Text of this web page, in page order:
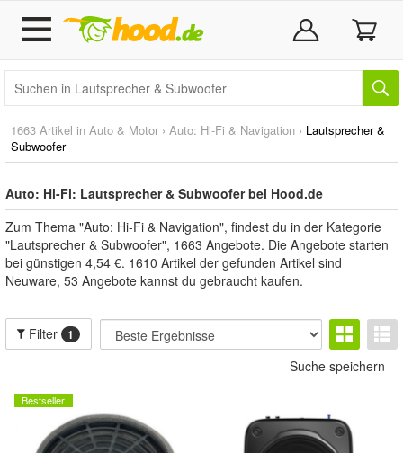
1663 Artikel in Auto & Motor › Auto: Hi-Fi & Navigation › Lautsprecher &
Subwoofer
Auto: Hi-Fi: Lautsprecher & Subwoofer bei Hood.de
Zum Thema "Auto: Hi-Fi & Navigation", findest du in der Kategorie
"Lautsprecher & Subwoofer", 1663 Angebote. Die Angebote starten
bei günstigen 4,54 €. 1610 Artikel der gefunden Artikel sind
Neuware, 53 Angebote kannst du gebraucht kaufen.
Filter 1
Suche speichern
Bestseller